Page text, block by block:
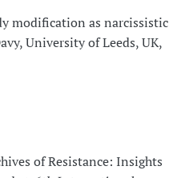
modification as narcissistic
University of Leeds, UK,
of Resistance: Insights